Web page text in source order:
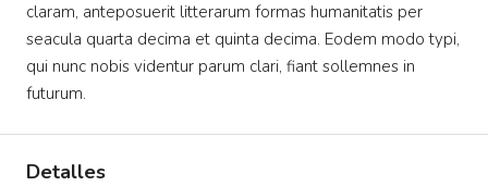
claram, anteposuerit litterarum formas humanitatis per
seacula quarta decima et quinta decima. Eodem modo typi,
qui nunc nobis videntur parum clari, fiant sollemnes in
futurum.
Detalles